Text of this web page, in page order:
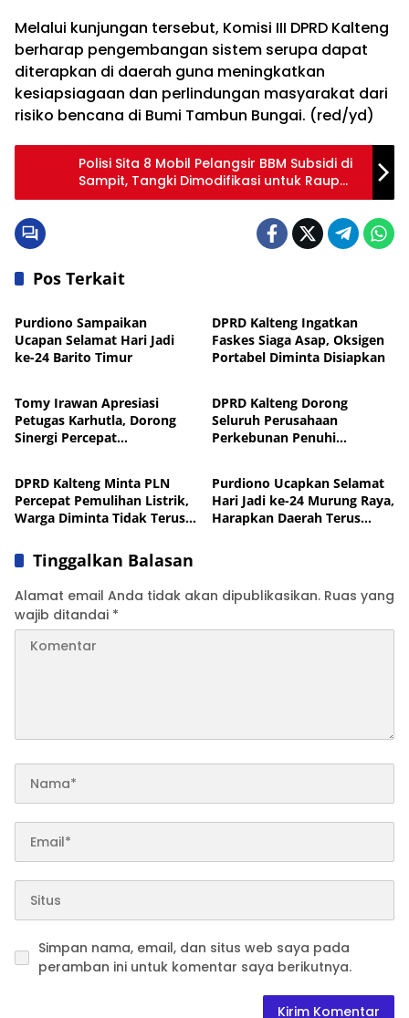
Melalui kunjungan tersebut, Komisi III DPRD Kalteng
berharap pengembangan sistem serupa dapat
diterapkan di daerah guna meningkatkan
kesiapsiagaan dan perlindungan masyarakat dari
risiko bencana di Bumi Tambun Bungai. (red/yd)
Polisi Sita 8 Mobil Pelangsir BBM Subsidi di
Sampit, Tangki Dimodifikasi untuk Raup
Untung
Pos Terkait
DPRD Kalteng
Purdiono Sampaikan
Ucapan Selamat Hari Jadi
ke-24 Barito Timur
DPRD Kalteng Ingatkan
Faskes Siaga Asap, Oksigen
Portabel Diminta Disiapkan
DPRD Kalteng
Tomy Irawan Apresiasi
Petugas Karhutla, Dorong
Sinergi Percepat
DPRD Kalteng
DPRD Kalteng Dorong
Seluruh Perusahaan
Perkebunan Penuhi
DPRD Kalteng
DPRD Kalteng Minta PLN
Percepat Pemulihan Listrik,
Warga Diminta Tidak Terus
DPRD Kalteng
Purdiono Ucapkan Selamat
Hari Jadi ke-24 Murung Raya,
Harapkan Daerah Terus
Tinggalkan Balasan
Alamat email Anda tidak akan dipublikasikan. Ruas yang
wajib ditandai *
Simpan nama, email, dan situs web saya pada
peramban ini untuk komentar saya berikutnya.